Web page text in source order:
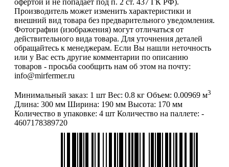
Производитель может изменить характеристики и
внешний вид товара без предварительного уведомления.
Фотографии (изображения) могут отличаться от
действительного вида товара. Для уточнения деталей
обращайтесь к менеджерам. Если Вы нашли неточность
или у Вас есть другие комментарии по описанию
товаров - просьба сообщить нам об этом на почту:
info@mirfermer.ru
Минимальный заказ: 1 шт Вес: 0.8 кг Объем: 0.00969 м3
Длина: 300 мм Ширина: 190 мм Высота: 170 мм
Количество в упаковке: 4 шт Количество на паллете: -
4607178389720